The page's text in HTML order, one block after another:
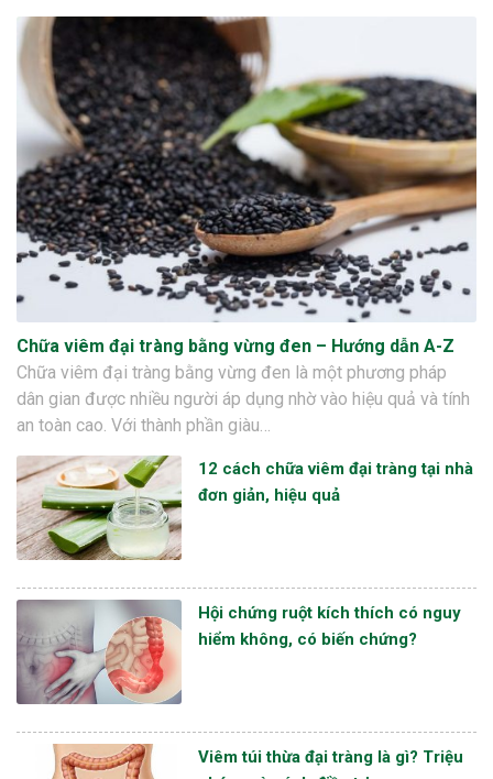
Chữa viêm đại tràng bằng vừng đen – Hướng dẫn A-Z
Chữa viêm đại tràng bằng vừng đen là một phương pháp
dân gian được nhiều người áp dụng nhờ vào hiệu quả và tính
an toàn cao. Với thành phần giàu…
12 cách chữa viêm đại tràng tại nhà
đơn giản, hiệu quả
Hội chứng ruột kích thích có nguy
hiểm không, có biến chứng?
Viêm túi thừa đại tràng là gì? Triệu